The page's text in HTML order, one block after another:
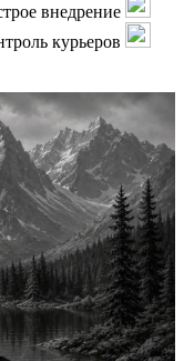
внедрение
курьеров